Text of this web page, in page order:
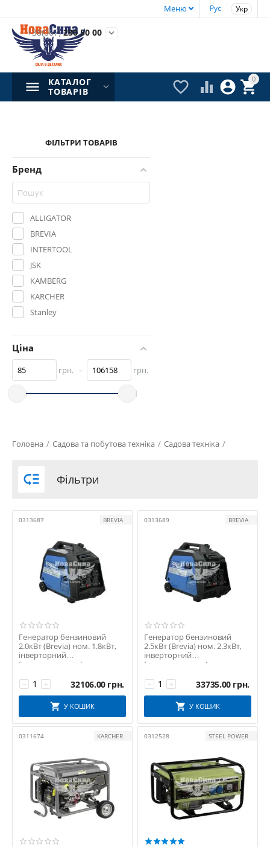
Рус Укр
Меню
+38(067)230 50 00 
0


 
КАТАЛОГ
ТОВАРІВ
ФІЛЬТРИ ТОВАРІВ
Бренд
ALLIGATOR
BREVIA
INTERTOOL
JSK
KAMBERG
KARCHER
Stanley
УКРАЇНА
Ціна
грн. – грн.
Головна / Садова та побутова техніка / Садова техніка /
 Фільтри
0313687 BREVIA
Генератор бензиновий
2.0кВт (Brevia) ном. 1.8кВт,
інверторний
(електростартер)
+
− 32106.00 грн.
У КОШИК
0313689 BREVIA
Генератор бензиновий
2.5кВт (Brevia) ном. 2.3кВт,
інверторний
(електростартер)
+
− 33735.00 грн.
У КОШИК
0311674 KARCHER 0312528 STEEL POWER